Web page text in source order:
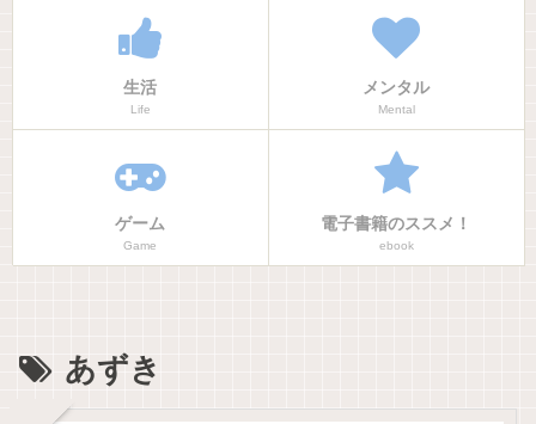
生活
Life
メンタル
Mental
ゲーム
Game
電子書籍のススメ！
ebook
あずき